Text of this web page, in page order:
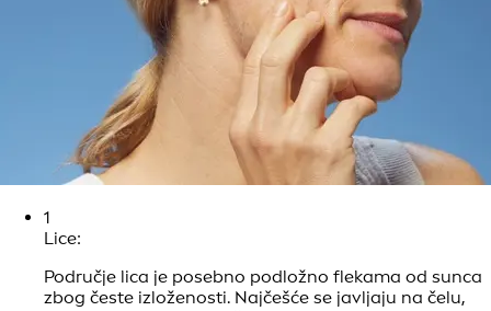
1
Lice:
Područje lica je posebno podložno flekama od sunca
zbog česte izloženosti. Najčešće se javljaju na čelu,